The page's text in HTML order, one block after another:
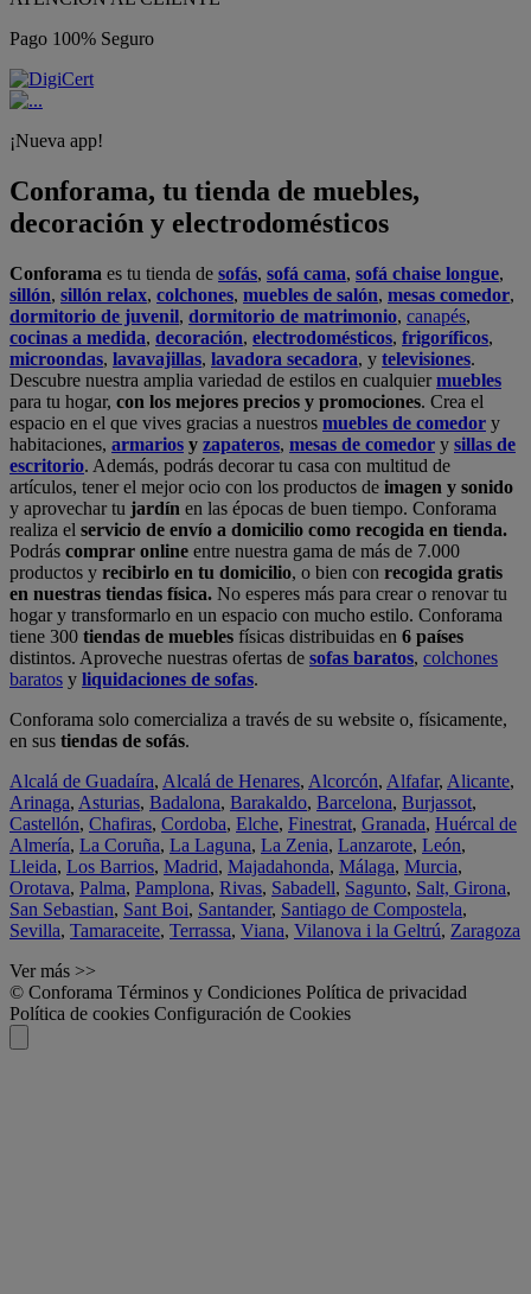
Pago 100% Seguro
¡Nueva app!
Conforama, tu tienda de muebles,
decoración y electrodomésticos
Conforama es tu tienda de sofás, sofá cama, sofá chaise longue,
sillón, sillón relax, colchones, muebles de salón, mesas comedor,
dormitorio de juvenil, dormitorio de matrimonio, canapés,
cocinas a medida, decoración, electrodomésticos, frigoríficos,
microondas, lavavajillas, lavadora secadora, y televisiones.
Descubre nuestra amplia variedad de estilos en cualquiermuebles
para tu hogar, con los mejores precios y promociones. Crea el
espacio en el que vives gracias a nuestros muebles de comedor y
habitaciones, armarios y zapateros, mesas de comedor y sillas de
escritorio. Además, podrás decorar tu casa con multitud de
artículos, tener el mejor ocio con los productos de imagen y sonido
y aprovechar tu jardín en las épocas de buen tiempo. Conforama
realiza el servicio de envío a domicilio como recogida en tienda.
Podrás comprar online entre nuestra gama de más de 7.000
productos y recibirlo en tu domicilio, o bien con recogida gratis
en nuestras tiendas física. No esperes más para crear o renovar tu
hogar y transformarlo en un espacio con mucho estilo. Conforama
tiene 300 tiendas de muebles físicas distribuidas en 6 países
distintos. Aproveche nuestras ofertas de sofas baratos, colchones
baratos y liquidaciones de sofas.
Conforama solo comercializa a través de su website o, físicamente,
en sus tiendas de sofás.
Alcalá de Guadaíra, Alcalá de Henares, Alcorcón, Alfafar, Alicante,
Arinaga, Asturias, Badalona, Barakaldo, Barcelona, Burjassot,
Castellón, Chafiras, Cordoba, Elche, Finestrat, Granada, Huércal de
Almería, La Coruña, La Laguna, La Zenia, Lanzarote, León,
Lleida, Los Barrios, Madrid, Majadahonda, Málaga, Murcia,
Orotava, Palma, Pamplona, Rivas, Sabadell, Sagunto, Salt, Girona,
San Sebastian, Sant Boi, Santander, Santiago de Compostela,
Sevilla, Tamaraceite, Terrassa, Viana, Vilanova i la Geltrú, Zaragoza
Ver más >>
© Conforama Términos y Condiciones Política de privacidad
Política de cookies Configuración de Cookies